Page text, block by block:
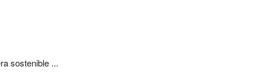
sostenible ...